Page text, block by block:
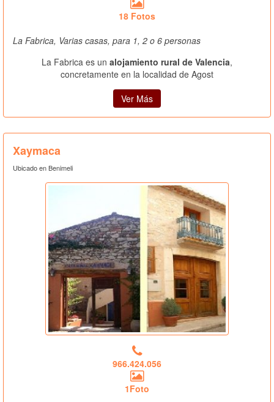
18 Fotos
La Fabrica, Varias casas, para 1, 2 o 6 personas
La Fabrica es un alojamiento rural de Valencia,
concretamente en la localidad de Agost
Ver Más
Xaymaca
Ubicado en Benimeli
966.424.056
1Foto